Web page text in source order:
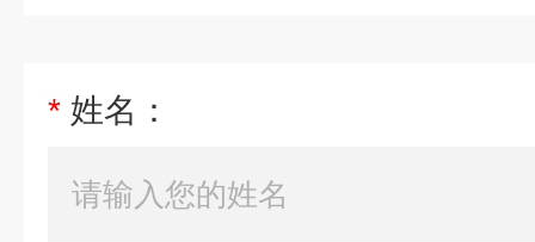
* 姓名：